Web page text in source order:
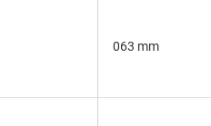
063 mm